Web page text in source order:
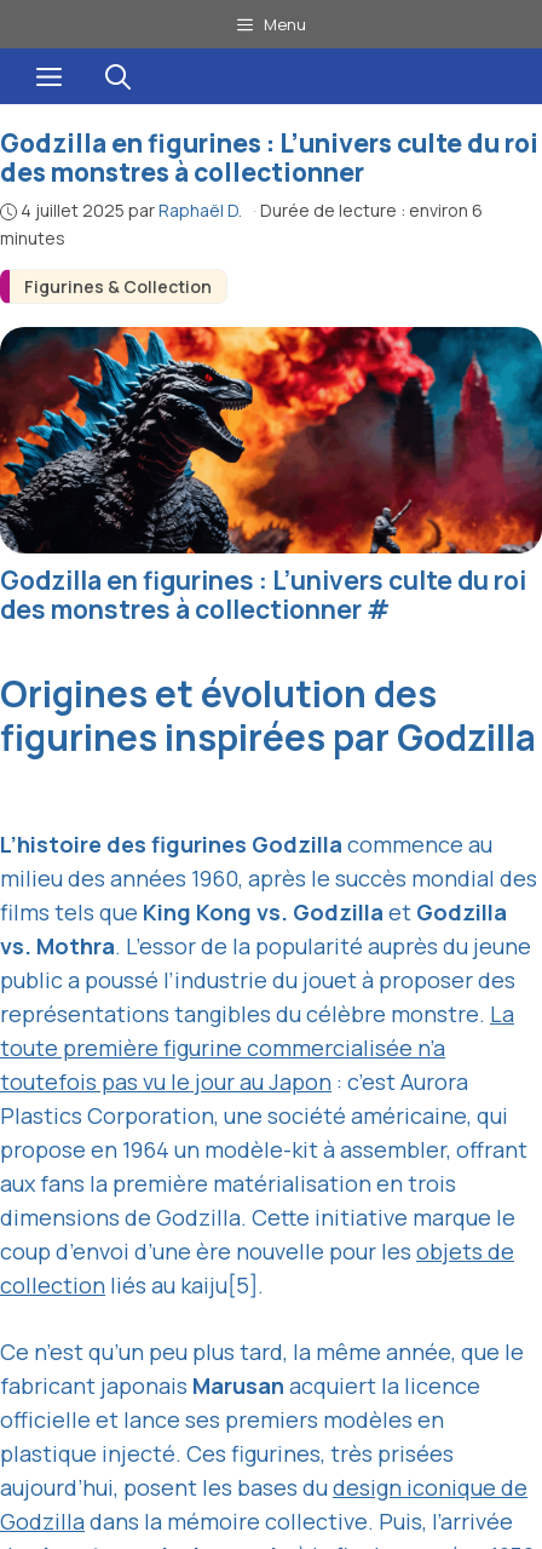
au
contenu
Menu
Menu
Figurines & Collection
Godzilla en figurines : L’univers culte du roi
des monstres à collectionner
4 juillet 2025 parRaphaël D. · Durée de lecture : environ 6
minutes
Godzilla en figurines : L’univers culte du roi
des monstres à collectionner#
Origines et évolution des
figurines inspirées par Godzilla
L’histoire des figurines Godzilla commence au
milieu des années 1960, après le succès mondial des
films tels que King Kong vs. Godzilla et Godzilla
vs. Mothra. L’essor de la popularité auprès du jeune
public a poussé l’industrie du jouet à proposer des
représentations tangibles du célèbre monstre. La
toute première figurine commercialisée n’a
toutefois pas vu le jour au Japon : c’est Aurora
Plastics Corporation, une société américaine, qui
propose en 1964 un modèle-kit à assembler, offrant
aux fans la première matérialisation en trois
dimensions de Godzilla. Cette initiative marque le
coup d’envoi d’une ère nouvelle pour les objets de
collection liés au kaiju[5].
Ce n’est qu’un peu plus tard, la même année, que le
fabricant japonais Marusan acquiert la licence
officielle et lance ses premiers modèles en
plastique injecté. Ces figurines, très prisées
aujourd’hui, posent les bases dudesign iconique de
Godzilladans la mémoire collective. Puis, l’arrivée